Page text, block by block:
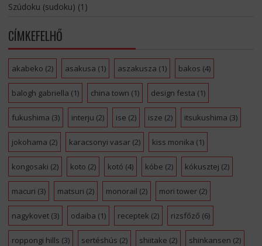
Szúdoku (sudoku) (1)
CÍMKEFELHŐ
akabeko (2) asakusa (1) aszakusza (1) bakos (4)
balogh gabriella (1) china town (1) design festa (1)
fukushima (3) interju (2) ise (2) isze (2) itsukushima (3)
jokohama (2) karacsonyi vasar(2) kiss monika (1)
kongosaki (2) koto (2) kotó (4) kóbe (2) kókusztej (2)
macuri (3) matsuri (2) monorail (2) mori tower(2)
nagykovet(3) odaiba (1) receptek (2) rizsfőző (6)
roppongi hills (3) sertéshús (2) shiitake (2) shinkansen (2)